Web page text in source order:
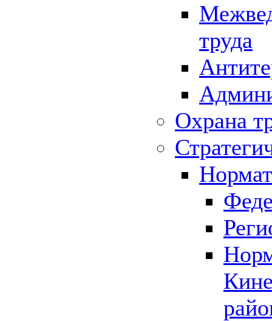
труда
Охрана